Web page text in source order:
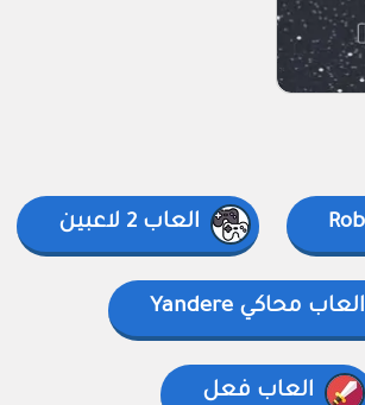
العاب 2 لاعبين
العاب محاكي Yandere
العاب فعل